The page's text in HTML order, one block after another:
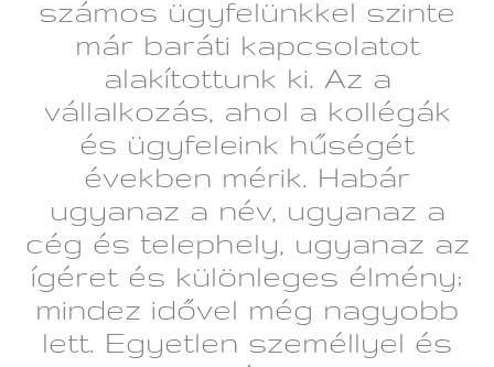
számos ügyfelünkkel szinte
már baráti kapcsolatot
alakítottunk ki. Az a
vállalkozás, ahol a kollégák
és ügyfeleink hűségét
években mérik. Habár
ugyanaz a név, ugyanaz a
cég és telephely, ugyanaz az
ígéret és különleges élmény;
mindez idővel még nagyobb
lett. Egyetlen személlyel és